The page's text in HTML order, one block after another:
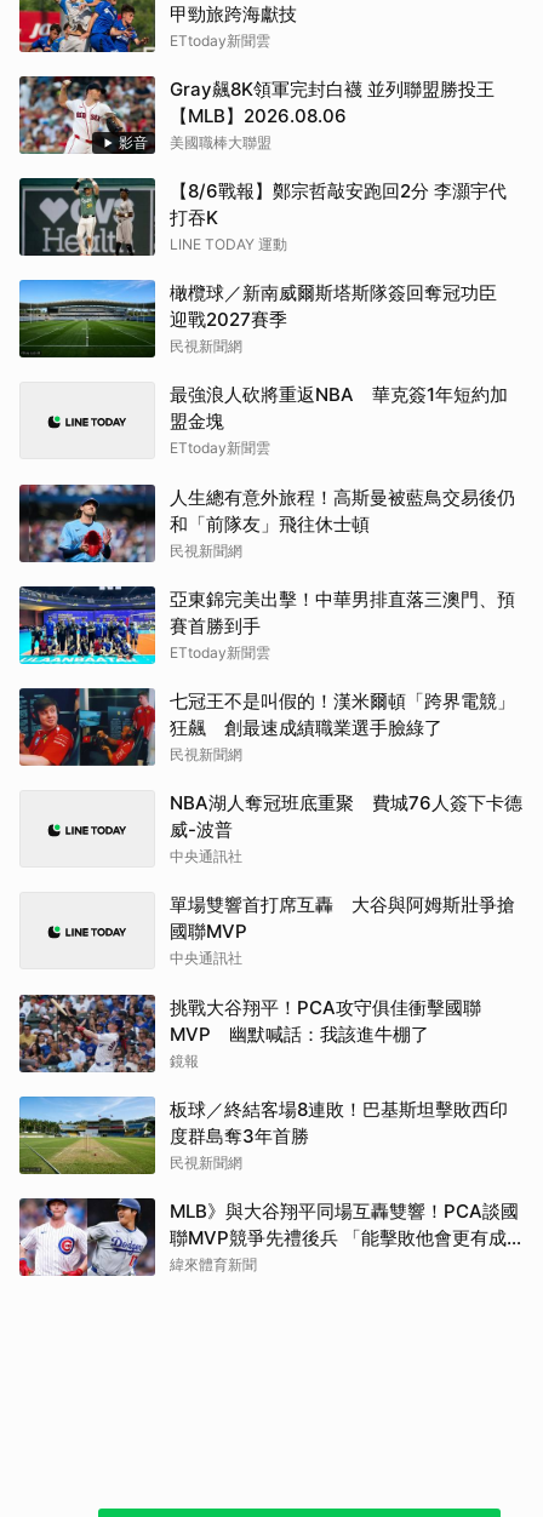
甲勁旅跨海獻技
ETtoday新聞雲
影音
Gray飆8K領軍完封白襪 並列聯盟勝投王
【MLB】2026.08.06
美國職棒大聯盟
【8/6戰報】鄭宗哲敲安跑回2分 李灝宇代
打吞K
LINE TODAY 運動
橄欖球／新南威爾斯塔斯隊簽回奪冠功臣
迎戰2027賽季
民視新聞網
最強浪人砍將重返NBA 華克簽1年短約加
盟金塊
ETtoday新聞雲
人生總有意外旅程！高斯曼被藍鳥交易後仍
和「前隊友」飛往休士頓
民視新聞網
亞東錦完美出擊！中華男排直落三澳門、預
賽首勝到手
ETtoday新聞雲
七冠王不是叫假的！漢米爾頓「跨界電競」
狂飆 創最速成績職業選手臉綠了
民視新聞網
NBA湖人奪冠班底重聚 費城76人簽下卡德
威-波普
中央通訊社
單場雙響首打席互轟 大谷與阿姆斯壯爭搶
國聯MVP
中央通訊社
挑戰大谷翔平！PCA攻守俱佳衝擊國聯
MVP 幽默喊話：我該進牛棚了
鏡報
板球／終結客場8連敗！巴基斯坦擊敗西印
度群島奪3年首勝
民視新聞網
MLB》與大谷翔平同場互轟雙響！PCA談國
聯MVP競爭先禮後兵 「能擊敗他會更有成
就感」
緯來體育新聞